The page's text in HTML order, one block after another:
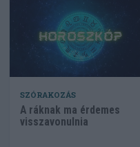
SZÓRAKOZÁS
A ráknak ma érdemes
visszavonulnia